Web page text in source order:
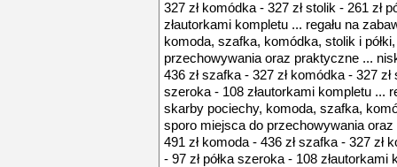
327 zł komódka - 327 zł stolik - 261 zł
złautorkami kompletu ... regału na
komoda, szafka, komódka, stolik i
przechowywania oraz praktyczne ...
436 zł szafka - 327 zł komódka - 327 zł
szeroka - 108 złautorkami kompletu ...
skarby pociechy, komoda, szafka,
sporo miejsca do przechowywania
491 zł komoda - 436 zł szafka - 327 zł
- 97 zł półka szeroka - 108 złautorkami